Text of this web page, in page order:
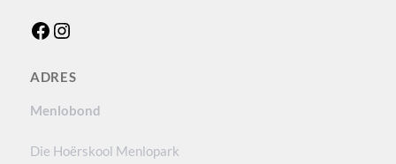
Facebook
Instagram
ADRES
Menlobond
Die Hoërskool Menlopark